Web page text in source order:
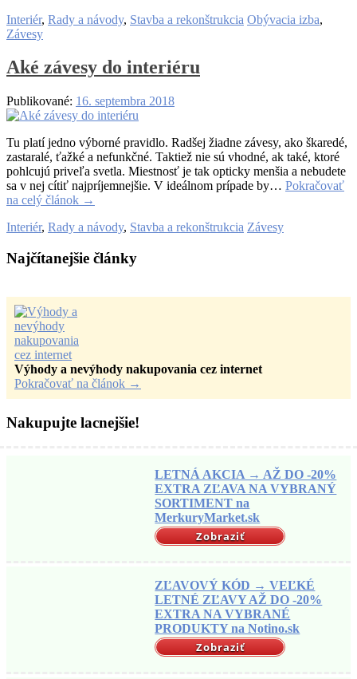
Interiér, Rady a návody, Stavba a rekonštrukcia Obývacia izba,
Závesy
Aké závesy do interiéru
Publikované: 16. septembra 2018
Tu platí jedno výborné pravidlo. Radšej žiadne závesy, ako škaredé,
zastaralé, ťažké a nefunkčné. Taktiež nie sú vhodné, ak také, ktoré
pohlcujú priveľa svetla. Miestnosť je tak opticky menšia a nebudete
sa v nej cítiť najpríjemnejšie. V ideálnom prípade by… Pokračovať
na celý článok →
Interiér, Rady a návody, Stavba a rekonštrukcia Závesy
Najčítanejšie články
Výhody a nevýhody nakupovania cez internet
Pokračovať na článok →
Nakupujte lacnejšie!
LETNÁ AKCIA → AŽ DO -20%
EXTRA ZĽAVA NA VYBRANÝ
SORTIMENT na
MerkuryMarket.sk
Zobraziť
ZĽAVOVÝ KÓD → VEĽKÉ
LETNÉ ZĽAVY AŽ DO -20%
EXTRA NA VYBRANÉ
PRODUKTY na Notino.sk
Zobraziť